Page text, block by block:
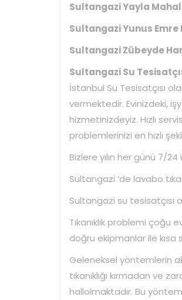
Sultangazi Yayla
Sultangazi Yunus Emre
Sultangazi Zübeyde
Sultangazi Su
İstanbul Su Tesisatçısı
vermektedir. Evinizdeki,
hizmetinizdeyiz. Hızlı
problemlerinizi en hızlı
Bizlere yılın her günü 7/
Sultangazi ‘de lavabo
Sultangazi su tesisatçısı
Tıkanıklık problemi
doğru ekipmanlar ile kısa
Geleneksel yöntemlerin
tıkanıklığı kırmadan ve
hallolmaktadır. Bu